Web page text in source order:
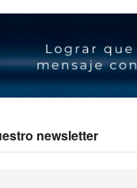
newsletter